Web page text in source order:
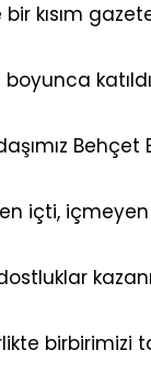
kısım
Behçet
içti,
birbirimizi